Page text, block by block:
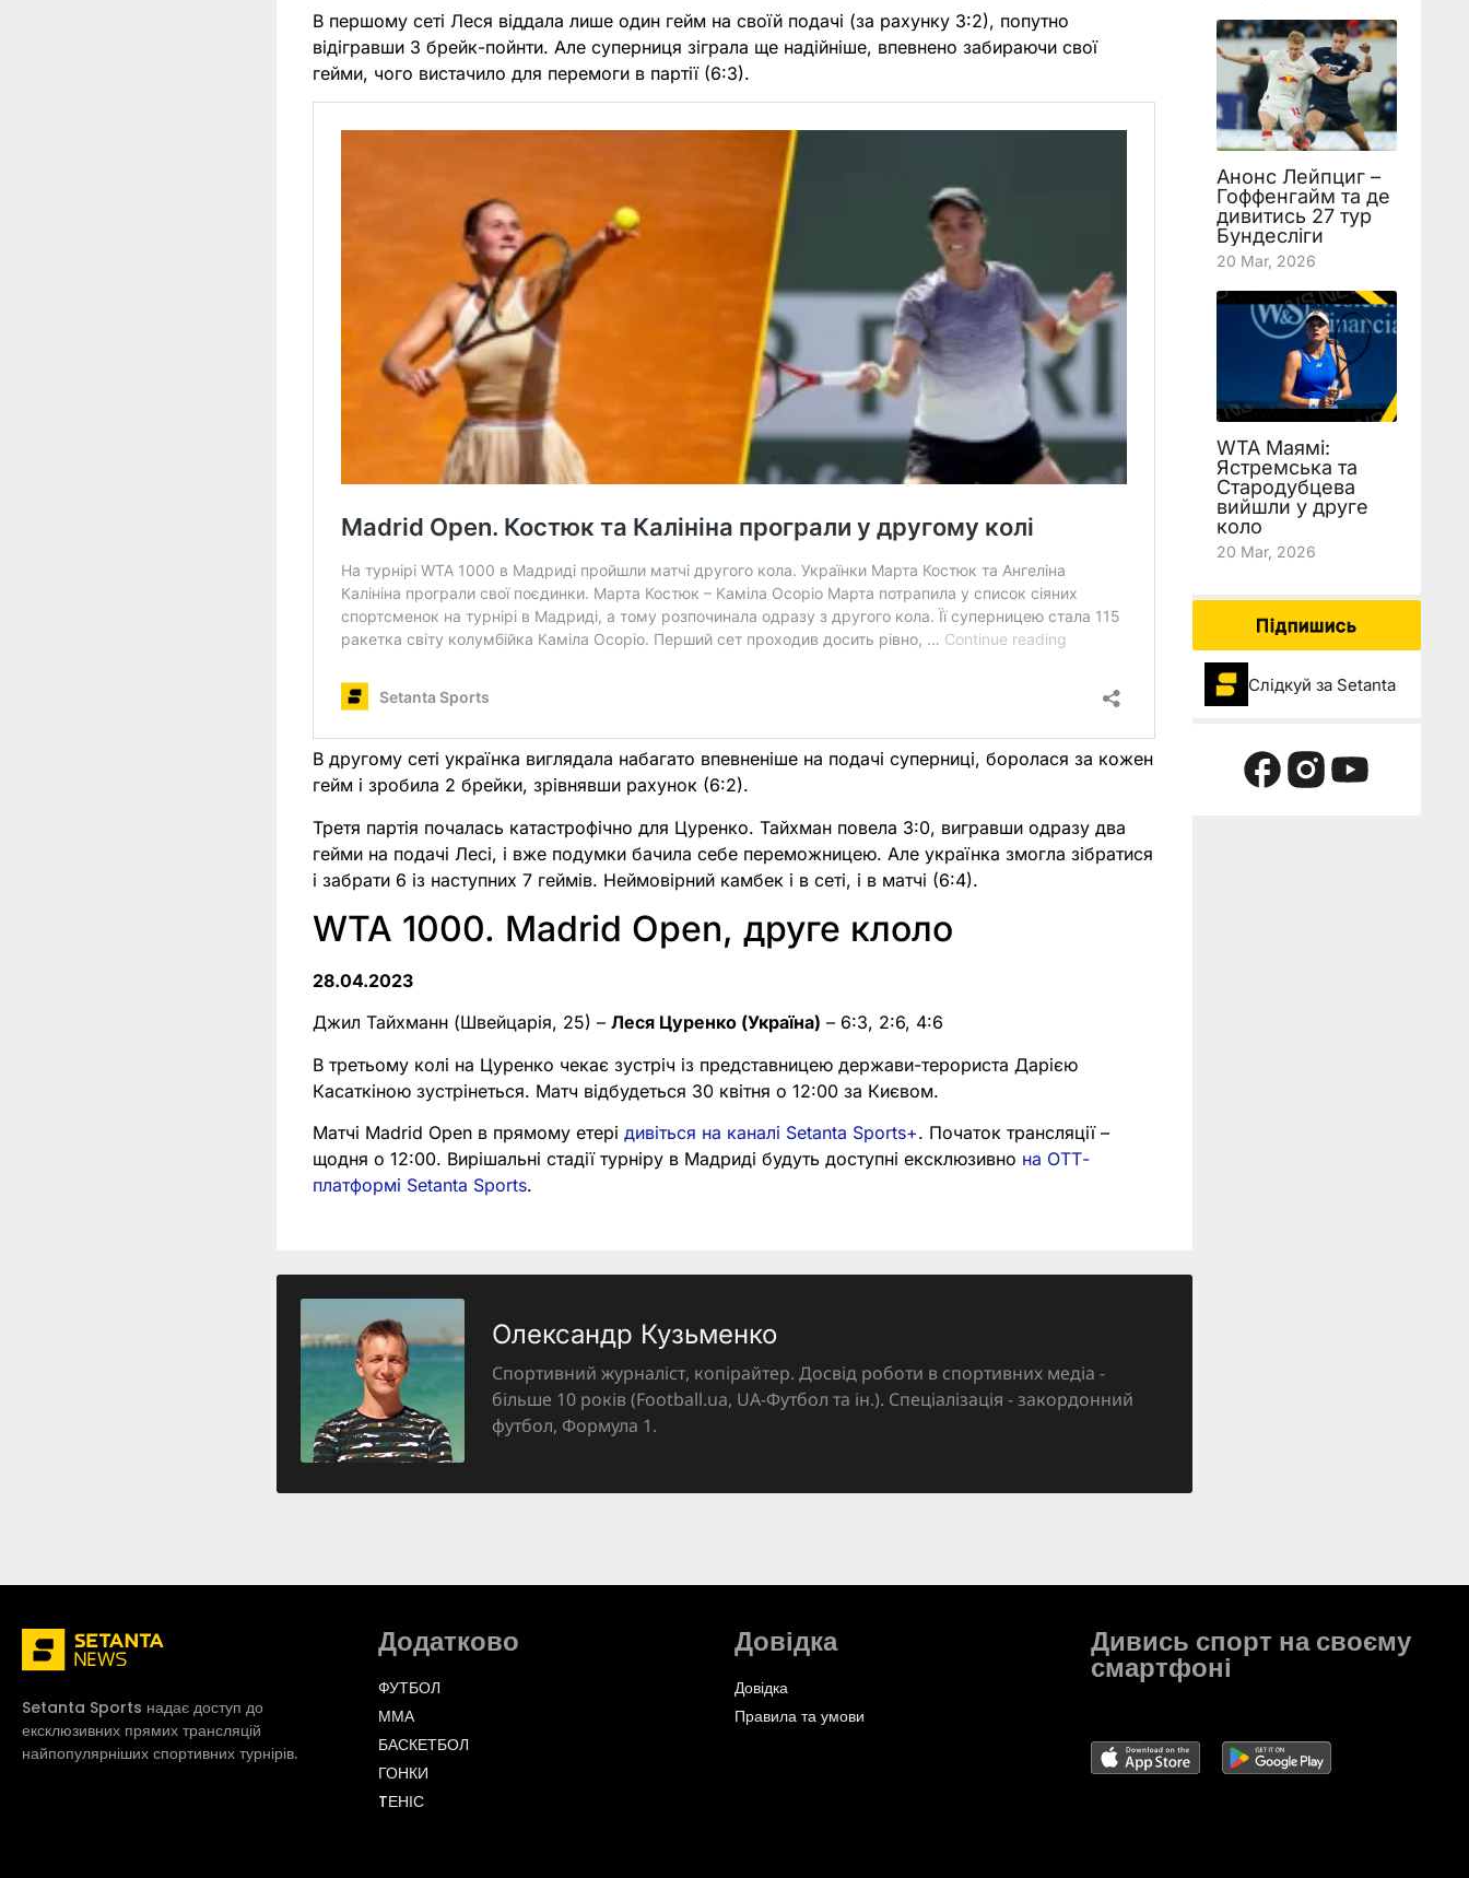
В першому сеті Леся віддала лише один гейм на своїй подачі (за рахунку 3:2), попутно
відігравши 3 брейк-пойнти. Але суперниця зіграла ще надійніше, впевнено забираючи свої
гейми, чого вистачило для перемоги в партії (6:3).
В другому сеті українка виглядала набагато впевненіше на подачі суперниці, боролася за кожен
гейм і зробила 2 брейки, зрівнявши рахунок (6:2).
Третя партія почалась катастрофічно для Цуренко. Тайхман повела 3:0, вигравши одразу два
гейми на подачі Лесі, і вже подумки бачила себе переможницею. Але українка змогла зібратися
і забрати 6 із наступних 7 геймів. Неймовірний камбек і в сеті, і в матчі (6:4).
WTA 1000. Madrid Open, друге клоло
28.04.2023
Джил Тайхманн (Швейцарія, 25) –Леся Цуренко (Україна) – 6:3, 2:6, 4:6
В третьому колі на Цуренко чекає зустріч із представницею держави-терориста Дарією
Касаткіною зустрінеться. Матч відбудеться 30 квітня о 12:00 за Києвом.
Матчі Madrid Open в прямому етерідивіться на каналі Setanta Sports+. Початок трансляції –
щодня о 12:00. Вирішальні стадії турніру в Мадриді будуть доступні ексклюзивно на ОТТ-
платформі Setanta Sports.
Олександр Кузьменко
Спортивний журналіст, копірайтер. Досвід роботи в спортивних медіа -
більше 10 років (Football.ua, UA-Футбол та ін.). Спеціалізація - закордонний
футбол, Формула 1.
Анонс Лейпциг –
Гоффенгайм та де
дивитись 27 тур
Бундесліги
20 Mar, 2026
WTA Маямі:
Ястремська та
Стародубцева
вийшли у друге
коло
20 Mar, 2026
Підпишись
Слідкуй за Setanta
Setanta Sports надає доступ до
ексклюзивних прямих трансляцій
найпопулярніших спортивних турнірів.
Додатково
ФУТБОЛ
ММА
БАСКЕТБОЛ
ГОНКИ
TЕНІС
Довідка
Довідка
Правила та умови
Дивись спорт на своєму
смартфоні